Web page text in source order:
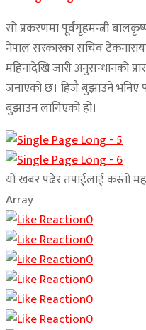
सो प्रकरणमा पूर्वगृहमन्त्री
नेपाल सरकारका सचिव
महिनादेखि जारी अनुसन्धानको
जनाएको छ। हिजै बुझाउने
बुझाउन लागिएको हो।
यो खबर पढेर तपाईलाई कस्तो
Array
0
0
0
0
0
0